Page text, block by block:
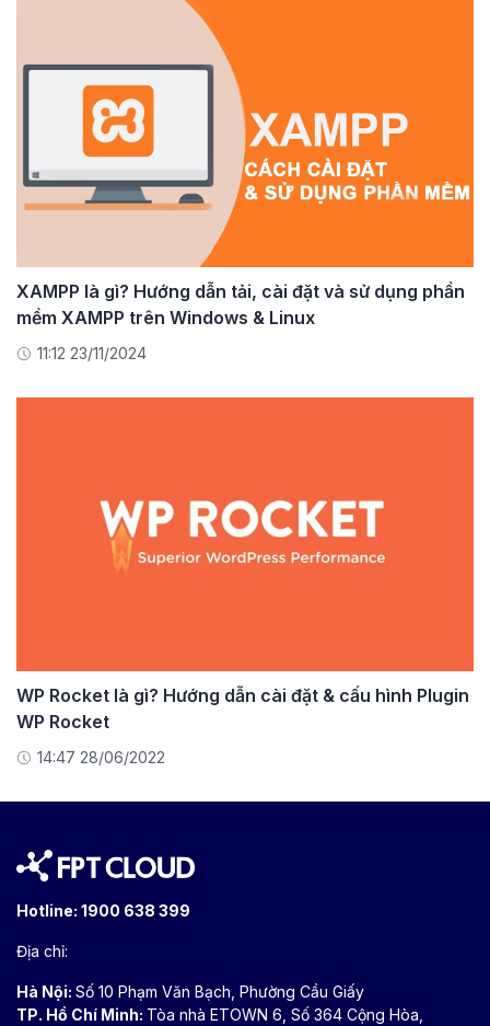
XAMPP là gì? Hướng dẫn tải, cài đặt và sử dụng phần
mềm XAMPP trên Windows & Linux
11:12 23/11/2024
WP Rocket là gì? Hướng dẫn cài đặt & cấu hình Plugin
WP Rocket
14:47 28/06/2022
Hotline: 1900 638 399
Địa chỉ:
Hà Nội: Số 10 Phạm Văn Bạch, Phường Cầu Giấy
TP. Hồ Chí Minh: Tòa nhà ETOWN 6, Số 364 Cộng Hòa,